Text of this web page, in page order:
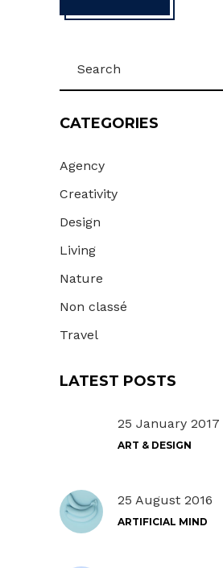
for:
CATEGORIES
Agency
Creativity
Design
Living
Nature
Non classé
Travel
LATEST POSTS
25 January 2017
ART & DESIGN
25 August 2016
ARTIFICIAL MIND